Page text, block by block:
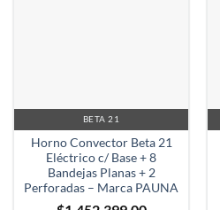
BETA 21
Horno Convector Beta 21
Eléctrico c/ Base + 8
Bandejas Planas + 2
Perforadas – Marca PAUNA